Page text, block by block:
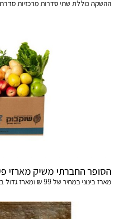
ההשקה כוללת שתי סדרות מרכזיות סדרת ACTIVE וסדרת BALANCE
הסופר החברתי משיק מארזי
מארז בינוני במחיר של 99 ₪ ומארז גדול ב-149 ₪.